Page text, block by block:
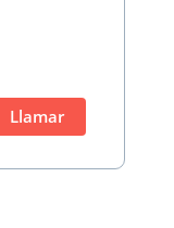
Llamar